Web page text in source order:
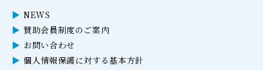
NEWS
賛助会員制度のご案内
お問い合わせ
個人情報保護に対する基本方針